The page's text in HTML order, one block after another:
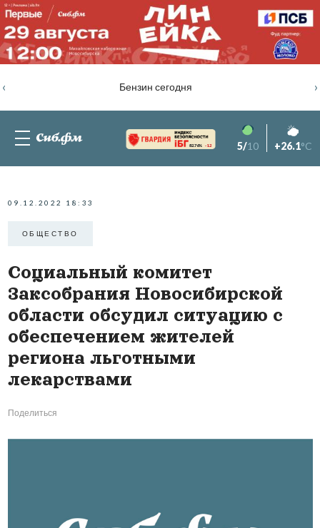
Бензин сегодня
‹ ›
82.76% -1.2 5/10 +26.1°C
09.12.2022 18:33
ОБЩЕСТВО
Социальный комитет
Заксобрания Новосибирской
области обсудил ситуацию с
обеспечением жителей
региона льготными
лекарствами
Поделиться